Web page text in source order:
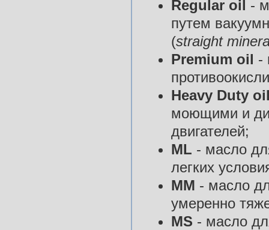
Regular oil
-
путем
(straight
Premium oil -
Heavy Duty
моющими и
двигателей;
ML - масло
легких
ММ - масло
умеренно
MS - масло